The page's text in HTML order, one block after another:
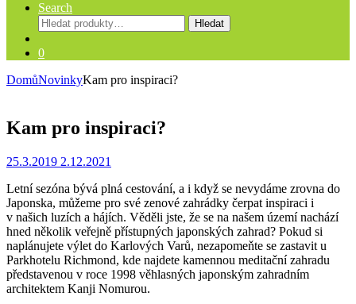
Search
Hledat:
Hledat
0
DomůNovinkyKam pro inspiraci?
Kam pro inspiraci?
25.3.2019 2.12.2021
Letní sezóna bývá plná cestování, a i když se nevydáme zrovna do
Japonska, můžeme pro své zenové zahrádky čerpat inspiraci i
v našich luzích a hájích. Věděli jste, že se na našem území nachází
hned několik veřejně přístupných japonských zahrad? Pokud si
naplánujete výlet do Karlových Varů, nezapomeňte se zastavit u
Parkhotelu Richmond, kde najdete kamennou meditační zahradu
představenou v roce 1998 věhlasných japonským zahradním
architektem Kanji Nomurou.